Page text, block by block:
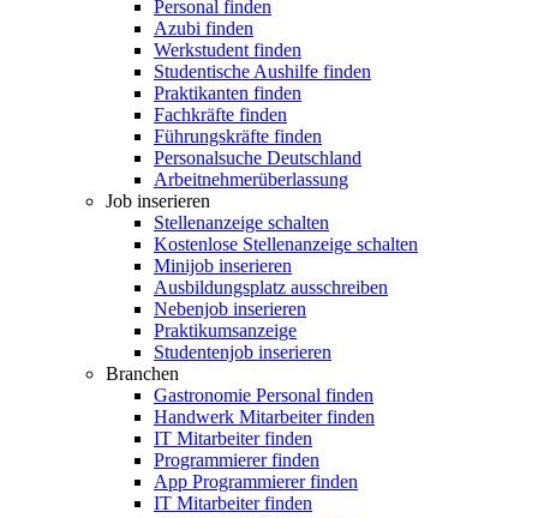
Personal finden
Azubi finden
Werkstudent finden
Studentische Aushilfe finden
Praktikanten finden
Fachkräfte finden
Führungskräfte finden
Personalsuche Deutschland
Arbeitnehmerüberlassung
Job inserieren
Stellenanzeige schalten
Kostenlose Stellenanzeige schalten
Minijob inserieren
Ausbildungsplatz ausschreiben
Nebenjob inserieren
Praktikumsanzeige
Studentenjob inserieren
Branchen
Gastronomie Personal finden
Handwerk Mitarbeiter finden
IT Mitarbeiter finden
Programmierer finden
App Programmierer finden
IT Mitarbeiter finden